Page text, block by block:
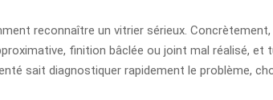
reconnaître un vitrier sérieux. Concrètement,
finition bâclée ou joint mal réalisé,
sait diagnostiquer rapidement le problème,